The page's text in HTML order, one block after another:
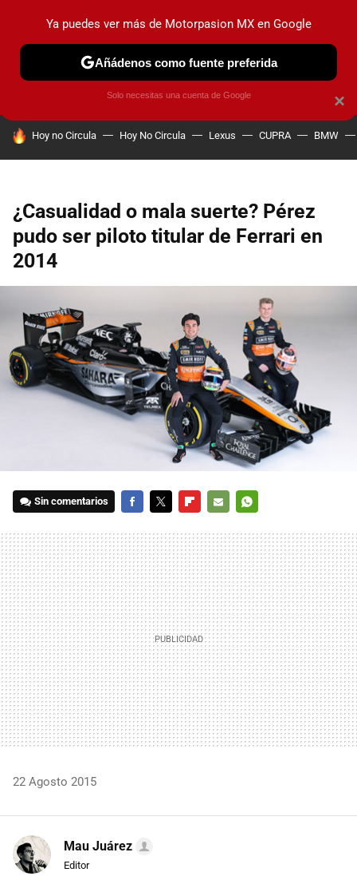
PRUEBAS INDUSTRIA HOY NO CIRCULA
HOY SE HABLA DE
Hoy no Circula Hoy No Circula Lexus CUPRA BMW
¿Casualidad o mala suerte? Pérez
pudo ser piloto titular de Ferrari en
2014
Sin comentarios
MAIL
22 Agosto 2015
Mau Juárez
Editor
×
Ya puedes ver más de Motorpasion MX en Google
Añádenos como fuente preferida
Solo necesitas una cuenta de Google